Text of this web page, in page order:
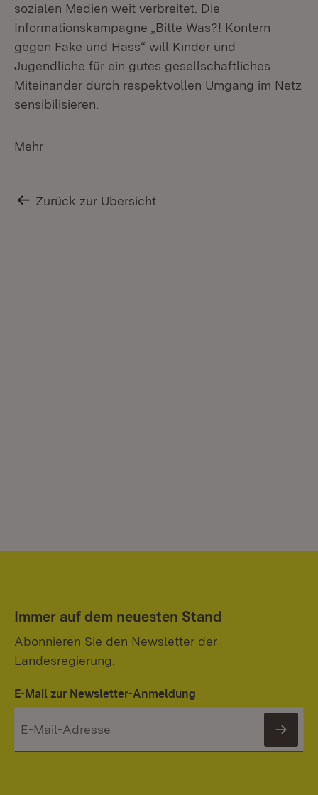
sozialen Medien weit verbreitet. Die
Informationskampagne „Bitte Was?! Kontern
gegen Fake und Hass“ will Kinder und
Jugendliche für ein gutes gesellschaftliches
Miteinander durch respektvollen Umgang im Netz
sensibilisieren.
Mehr
Zurück zur Übersicht
Immer auf dem neuesten Stand
Abonnieren Sie den Newsletter der
Landesregierung.
E-Mail zur Newsletter-Anmeldung